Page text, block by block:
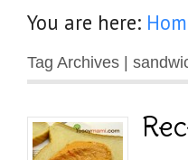
You are here:
Tag Archives |